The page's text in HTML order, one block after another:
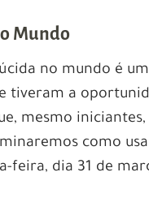
Mundo
no mundo é
tiveram a
mesmo
como
feira, dia 31 de